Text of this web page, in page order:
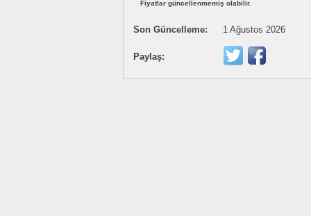
Fiyatlar güncellenmemiş olabilir.
Son Güncelleme: 1 Ağustos 2026
Paylaş: